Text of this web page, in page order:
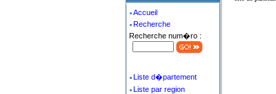
Accueil
Recherche
Recherche num�ro :
Liste d�partement
Liste par region